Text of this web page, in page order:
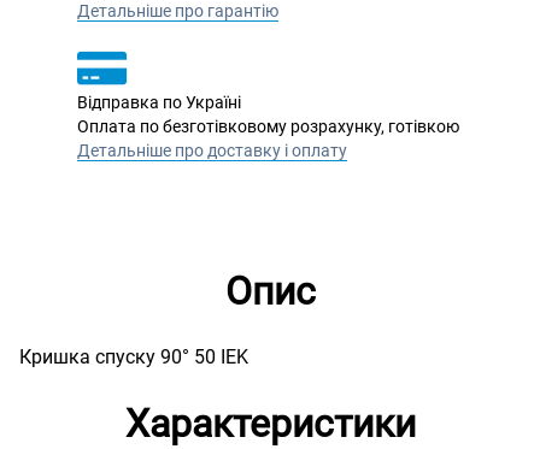
Детальніше про гарантію
Відправка по Україні
Оплата по безготівковому розрахунку, готівкою
Детальніше про доставку і оплату
Опис
Кришка спуску 90° 50 IEK
Характеристики